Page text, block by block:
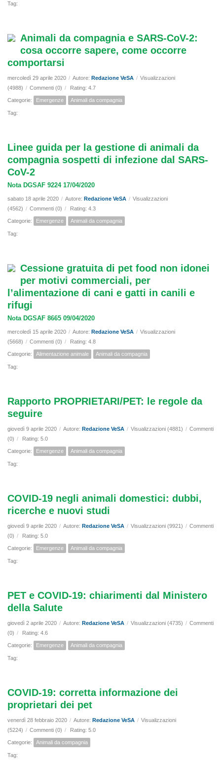
Tag:
Animali da compagnia e SARS-CoV-2:
cosa occorre sapere, come occorre
comportarsi
mercoledì 29 aprile 2020 / Autore: Redazione VeSA / Visualizzazioni
(4988) / Commenti (0) / Rating: 4.7
Categorie: Emergenze Animali da compagnia
Tag:
Linee guida per la gestione di animali da
compagnia sospetti di infezione dal SARS-
CoV-2
Nota DGSAF 9224 17/04/2020
sabato 18 aprile 2020 / Autore: Redazione VeSA / Visualizzazioni
(4562) / Commenti (0) / Rating: 4.3
Categorie: Emergenze Animali da compagnia
Tag:
Cessione gratuita di pet food non idonei
per motivi commerciali, per
l’alimentazione di cani e gatti in canili e
rifugi
Nota DGSAF 8665 09/04/2020
mercoledì 15 aprile 2020 / Autore: Redazione VeSA / Visualizzazioni
(5668) / Commenti (0) / Rating: 4.8
Categorie: Alimentazione animale Animali da compagnia
Tag:
Rapporto PROPRIETARI/PET: le regole da
seguire
giovedì 9 aprile 2020 / Autore: Redazione VeSA / Visualizzazioni (4881) / Commenti
(0) / Rating: 5.0
Categorie: Emergenze Animali da compagnia
Tag:
COVID-19 negli animali domestici: dubbi,
ricerche e nuovi studi
giovedì 9 aprile 2020 / Autore: Redazione VeSA / Visualizzazioni (9921) / Commenti
(0) / Rating: 5.0
Categorie: Emergenze Animali da compagnia
Tag:
PET e COVID-19: chiarimenti dal Ministero
della Salute
giovedì 2 aprile 2020 / Autore: Redazione VeSA / Visualizzazioni (4735) / Commenti
(0) / Rating: 4.6
Categorie: Emergenze Animali da compagnia
Tag:
COVID-19: corretta informazione dei
proprietari dei pet
venerdì 28 febbraio 2020 / Autore: Redazione VeSA / Visualizzazioni
(5224) / Commenti (0) / Rating: 5.0
Categorie: Animali da compagnia
Tag: